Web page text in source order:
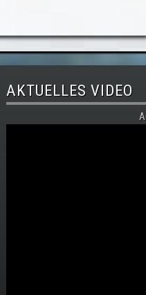
AKTUELLES VIDEO